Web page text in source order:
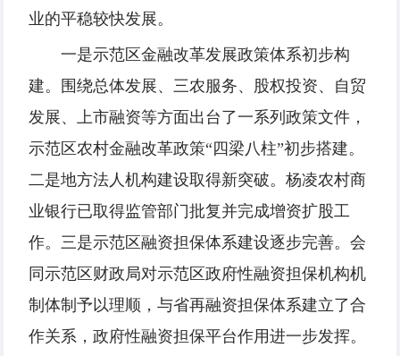
业的平稳较快发展。
一是示范区金融改革发展政策体系初步构
建。围绕总体发展、三农服务、股权投资、自贸
发展、上市融资等方面出台了一系列政策文件，
示范区农村金融改革政策“四梁八柱”初步搭建。
二是地方法人机构建设取得新突破。杨凌农村商
业银行已取得监管部门批复并完成增资扩股工
作。三是示范区融资担保体系建设逐步完善。会
同示范区财政局对示范区政府性融资担保机构机
制体制予以理顺，与省再融资担保体系建立了合
作关系，政府性融资担保平台作用进一步发挥。